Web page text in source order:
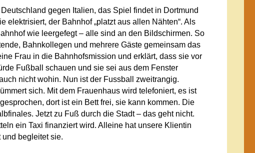
gegen Italien, das Spiel findet in Dortmund
elektrisiert, der Bahnhof „platzt aus allen Nähten“. Als
wie leergefegt – alle sind an den Bildschirmen. So
Bahnkollegen und mehrere Gäste gemeinsam das
Frau in die Bahnhofsmission und erklärt, dass sie vor
Fußball schauen und sie sei aus dem Fenster
nicht wohin. Nun ist der Fussball zweitrangig.
sich. Mit dem Frauenhaus wird telefoniert, es ist
dort ist ein Bett frei, sie kann kommen. Die
Jetzt zu Fuß durch die Stadt – das geht nicht.
ein Taxi finanziert wird. Alleine hat unsere Klientin
und begleitet sie.